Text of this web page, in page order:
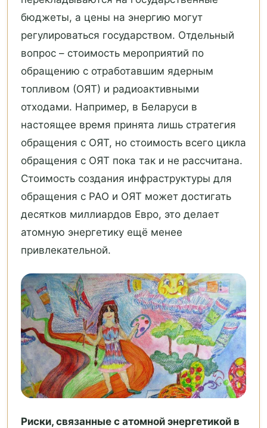
бюджеты, а цены на энергию могут
регулироваться государством. Отдельный
вопрос – стоимость мероприятий по
обращению с отработавшим ядерным
топливом (ОЯТ) и радиоактивными
отходами. Например, в Беларуси в
настоящее время принята лишь стратегия
обращения с ОЯТ, но стоимость всего цикла
обращения с ОЯТ пока так и не рассчитана.
Стоимость создания инфраструктуры для
обращения с РАО и ОЯТ может достигать
десятков миллиардов Евро, это делает
атомную энергетику ещё менее
привлекательной.
Риски, связанные с атомной энергетикой в